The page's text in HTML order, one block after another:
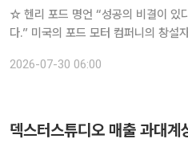
☆ 헨리 포드 명언 “성공의 비결이 있다면, 그것은 타인의 입장이 되어서 모든 것을 생각하는 것이
다.” 미국의 포드 모터 컴퍼니의 창설자다. 15세에 기계공이 되어 에디슨 회사에서 기술 책임자로까
업화’를 비롯해 자기 일을 완벽하게 해
2026-07-30 06:00
덱스터스튜디오 매출 과대